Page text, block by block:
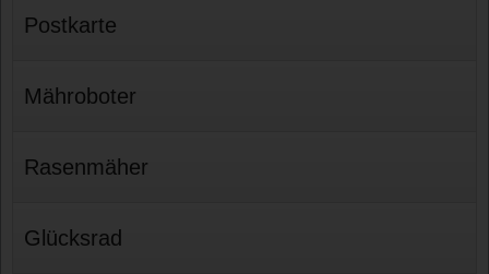
Postkarte
Mähroboter
Rasenmäher
Glücksrad